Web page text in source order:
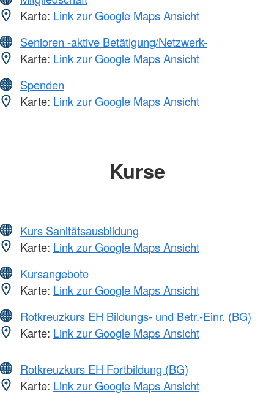
Karte: Link zur Google Maps Ansicht
Senioren -aktive Betätigung/Netzwerk-
Karte: Link zur Google Maps Ansicht
Spenden
Karte: Link zur Google Maps Ansicht
Kurse
Kurs Sanitätsausbildung
Karte: Link zur Google Maps Ansicht
Kursangebote
Karte: Link zur Google Maps Ansicht
Rotkreuzkurs EH Bildungs- und Betr.-Einr. (BG)
Karte: Link zur Google Maps Ansicht
Rotkreuzkurs EH Fortbildung (BG)
Karte: Link zur Google Maps Ansicht